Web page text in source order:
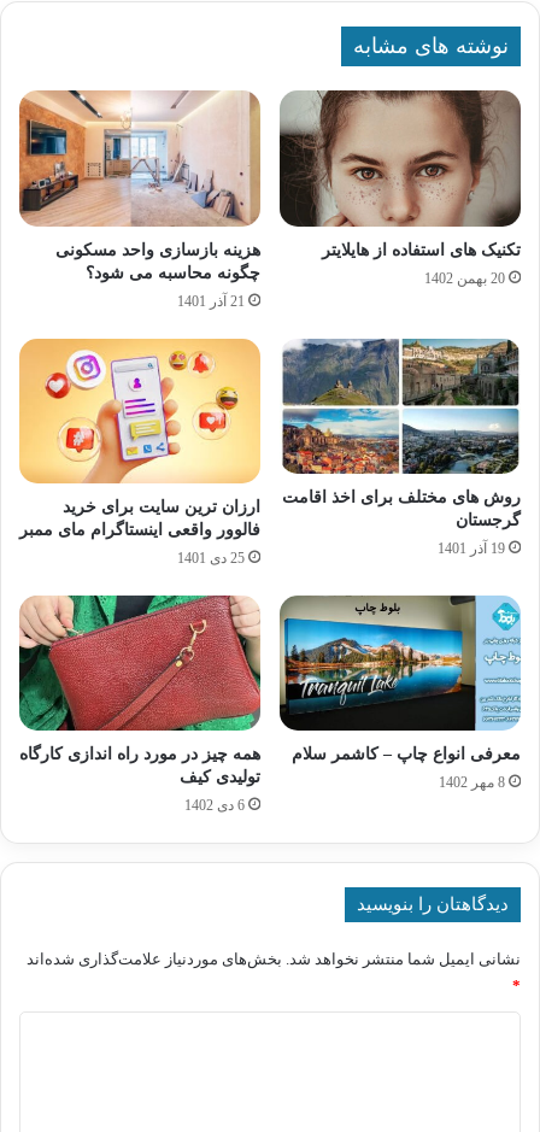
نوشته های مشابه
تکنیک های استفاده از هایلایتر
20 بهمن 1402
هزینه بازسازی واحد مسکونی
چگونه محاسبه می شود؟
21 آذر 1401
روش های مختلف برای اخذ اقامت
گرجستان
19 آذر 1401
ارزان ترین سایت برای خرید
فالوور واقعی اینستاگرام مای ممبر
25 دی 1401
معرفی انواع چاپ – کاشمر سلام
8 مهر 1402
همه چیز در مورد راه اندازی کارگاه
تولیدی کیف
6 دی 1402
دیدگاهتان را بنویسید
نشانی ایمیل شما منتشر نخواهد شد. بخش‌های موردنیاز علامت‌گذاری شده‌اند
*